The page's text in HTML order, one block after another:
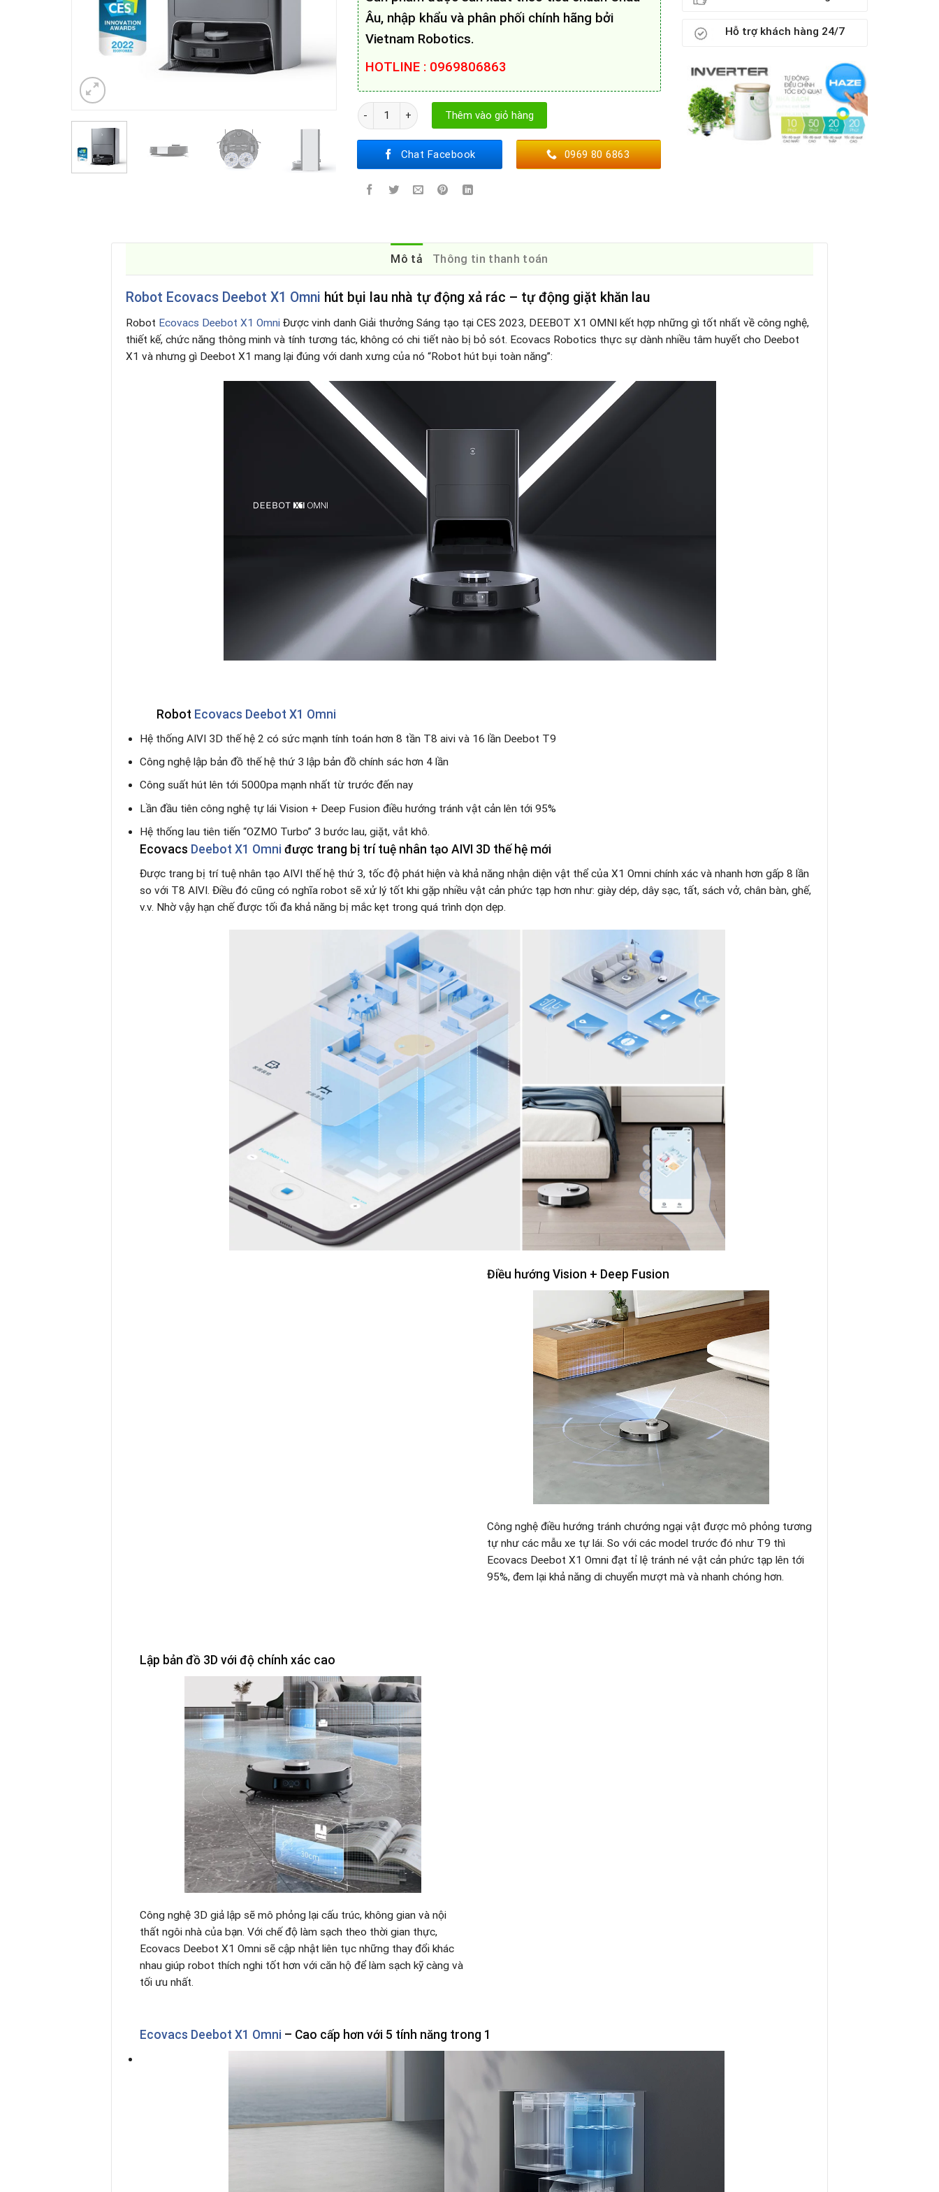
Âu, nhập khẩu và phân phối chính hãng bởi
Vietnam Robotics.
HOTLINE : 0969806863
Robot hút bụi Ecovacs Deebot X1 Omni số lượng
Thêm vào giỏ hàng
Chat Facebook 0969 80 6863
Hỗ trợ khách hàng 24/7
Mô tả Thông tin thanh toán
Robot Ecovacs Deebot X1 Omni hút bụi lau nhà tự động xả rác – tự động giặt khăn lau
Robot Ecovacs Deebot X1 Omni Được vinh danh Giải thưởng Sáng tạo tại CES 2023, DEEBOT X1 OMNI kết hợp những gì tốt nhất về công nghệ,
thiết kế, chức năng thông minh và tính tương tác, không có chi tiết nào bị bỏ sót. Ecovacs Robotics thực sự dành nhiều tâm huyết cho Deebot
X1 và nhưng gì Deebot X1 mang lại đúng với danh xưng của nó “Robot hút bụi toàn năng”:
Robot Ecovacs Deebot X1 Omni
Hệ thống AIVI 3D thế hệ 2 có sức mạnh tính toán hơn 8 tần T8 aivi và 16 lần Deebot T9
Công nghệ lập bản đồ thế hệ thứ 3 lập bản đồ chính sác hơn 4 lần
Công suất hút lên tới 5000pa mạnh nhất từ trước đến nay
Lần đầu tiên công nghệ tự lái Vision + Deep Fusion điều hướng tránh vật cản lên tới 95%
Hệ thống lau tiên tiến “OZMO Turbo” 3 bước lau, giặt, vắt khô.
Ecovacs Deebot X1 Omni được trang bị trí tuệ nhân tạo AIVI 3D thế hệ mới
Được trang bị trí tuệ nhân tạo AIVI thế hệ thứ 3, tốc độ phát hiện và khả năng nhận diện vật thể của X1 Omni chính xác và nhanh hơn gấp 8 lần
so với T8 AIVI. Điều đó cũng có nghĩa robot sẽ xử lý tốt khi gặp nhiều vật cản phức tạp hơn như: giày dép, dây sạc, tất, sách vở, chân bàn, ghế,
v.v. Nhờ vậy hạn chế được tối đa khả năng bị mắc kẹt trong quá trình dọn dẹp.
Điều hướng Vision + Deep Fusion
Công nghệ điều hướng tránh chướng ngại vật được mô phỏng tương
tự như các mẫu xe tự lái. So với các model trước đó như T9 thì
Ecovacs Deebot X1 Omni đạt tỉ lệ tránh né vật cản phức tạp lên tới
95%, đem lại khả năng di chuyển mượt mà và nhanh chóng hơn.
Lập bản đồ 3D với độ chính xác cao
Công nghệ 3D giả lập sẽ mô phỏng lại cấu trúc, không gian và nội
thất ngôi nhà của bạn. Với chế độ làm sạch theo thời gian thực,
Ecovacs Deebot X1 Omni sẽ cập nhật liên tục những thay đổi khác
nhau giúp robot thích nghi tốt hơn với căn hộ để làm sạch kỹ càng và
tối ưu nhất.
Ecovacs Deebot X1 Omni – Cao cấp hơn với 5 tính năng trong 1